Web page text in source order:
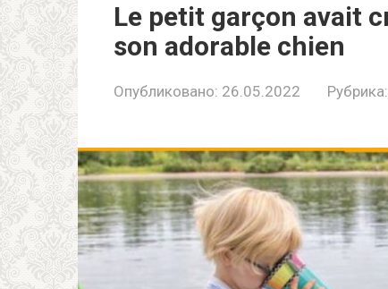
Le petit garçon avait
son adorable chien
Опубликовано: 26.05.2022 Рубрика: